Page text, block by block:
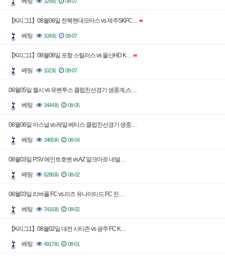
【K리그1】08월08일 전북현대모터스 vs 제주SKFC…
베팅 104회 08-07
【K리그1】08월08일 포항 스틸러스 vs 울산HD K…
베팅 102회 08-07
08월05일 첼시 vs 유벤투스 클럽친선경기 생중계,스…
베팅 3444회 08-05
08월06일 아스널 vs 레알 베티스 클럽친선경기 생중…
베팅 3465회 08-04
08월03일 PSV 에인트호벤 vs AZ 알크마르 네덜…
베팅 6286회 08-02
08월03일 리버풀 FC vs 리즈 유나이티드 FC 친…
베팅 7416회 08-02
【K리그1】08월02일 대전 시티즌 vs 광주 FC K…
베팅 4917회 08-01